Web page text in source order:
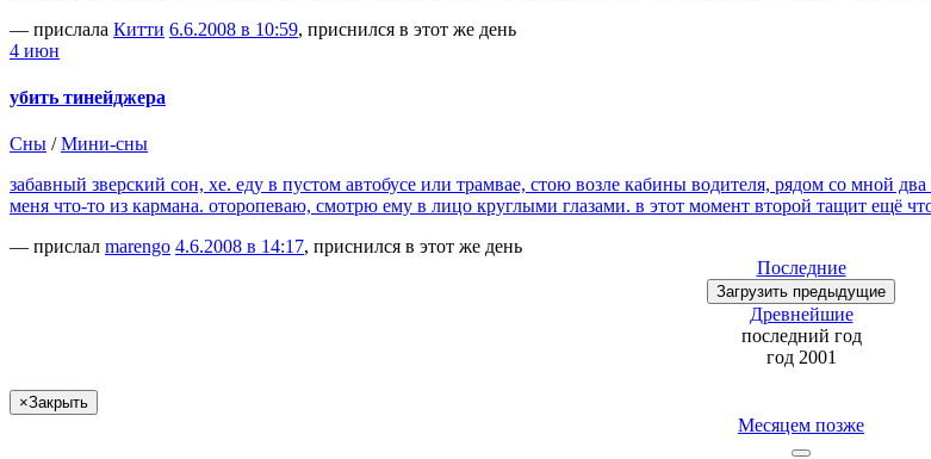
— прислала Китти 6.6.2008 в 10:59, приснился в этот же день
4 июн
убить тинейджера
Сны /Мини-сны
забавный зверский сон, хе. еду в пустом автобусе или трамвае, стою возле кабины водителя, рядом со мной
меня что-то из кармана. оторопеваю, смотрю ему в лицо круглыми глазами. в этот момент второй тащит ещё
— прислал marengo 4.6.2008 в 14:17, приснился в этот же день
Последние
Загрузить предыдущие
Древнейшие
последний год
год 2001
×Закрыть
Месяцем позже